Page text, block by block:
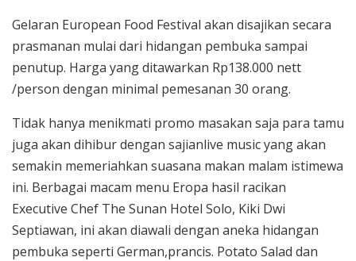
Gelaran European Food Festival akan disajikan secara
prasmanan mulai dari hidangan pembuka sampai
penutup. Harga yang ditawarkan Rp138.000 nett
/person dengan minimal pemesanan 30 orang.
Tidak hanya menikmati promo masakan saja para tamu
juga akan dihibur dengan sajianlive music yang akan
semakin memeriahkan suasana makan malam istimewa
ini. Berbagai macam menu Eropa hasil racikan
Executive Chef The Sunan Hotel Solo, Kiki Dwi
Septiawan, ini akan diawali dengan aneka hidangan
pembuka seperti German,prancis. Potato Salad dan